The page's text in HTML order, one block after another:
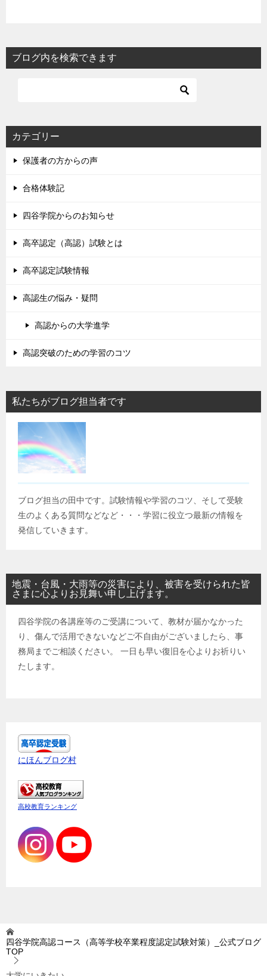
ブログ内を検索できます
カテゴリー
保護者の方からの声
合格体験記
四谷学院からのお知らせ
高卒認定（高認）試験とは
高卒認定試験情報
高認生の悩み・疑問
高認からの大学進学
高認突破のための学習のコツ
私たちがブログ担当者です
ブログ担当の田中です。試験情報や学習のコツ、そして受験
生のよくある質問などなど・・・学習に役立つ最新の情報を
発信していきます。
地震・台風・大雨等の災害により、被害を受けられた皆
さまに心よりお見舞い申し上げます。
四谷学院の各講座等のご受講について、教材が届かなかった
り、傷んで活用できないなどご不自由がございましたら、事
務局までご相談ください。 一日も早い復旧を心よりお祈りい
たします。
にほんブログ村
高校教育ランキング
四谷学院高認コース（高等学校卒業程度認定試験対策）_公式ブログ
TOP